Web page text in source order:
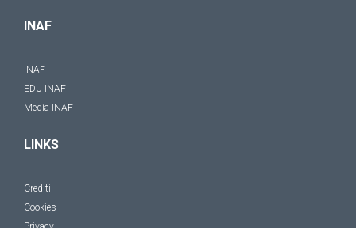
INAF
INAF
EDU INAF
Media INAF
LINKS
Crediti
Cookies